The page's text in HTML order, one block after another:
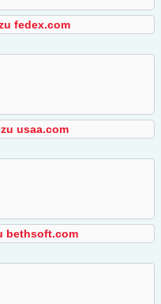
fedex.com
usaa.com
bethsoft.com